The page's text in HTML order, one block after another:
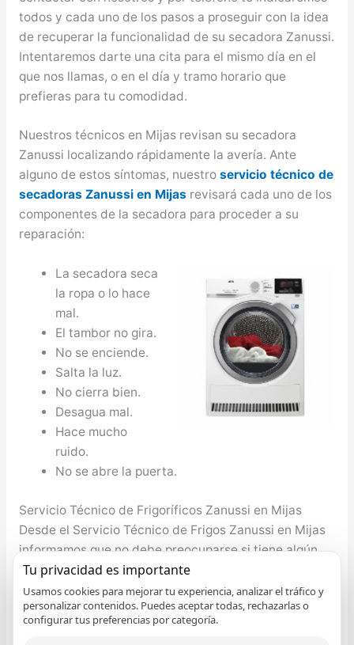
todos y cada uno de los pasos a proseguir con la idea
de recuperar la funcionalidad de su secadora Zanussi.
Intentaremos darte una cita para el mismo día en el
que nos llamas, o en el día y tramo horario que
prefieras para tu comodidad.
Nuestros técnicos en Mijas revisan su secadora
Zanussi localizando rápidamente la avería. Ante
alguno de estos síntomas, nuestro servicio técnico de
secadoras Zanussi en Mijasrevisará cada uno de los
componentes de la secadora para proceder a su
reparación:
La secadora seca
la ropa o lo hace
mal.
El tambor no gira.
No se enciende.
Salta la luz.
No cierra bien.
Desagua mal.
Hace mucho
ruido.
No se abre la puerta.
Servicio Técnico de Frigoríficos Zanussi en Mijas
Desde el Servicio Técnico de Frigos Zanussi en Mijas
informamos que no debe preocuparse si tiene algún
inconveniente con su nevera Zanussi, el compresor de
la nevera no marcha, le falta gas al compresor, no
enfría adecuadamente, etc. cualquier inconveniente lo
solventamos. Nuestro bienestar y el de nuestro seres
Tu privacidad es importante
Usamos cookies para mejorar tu experiencia, analizar el tráfico y
personalizar contenidos. Puedes aceptar todas, rechazarlas o
configurar tus preferencias por categoría.